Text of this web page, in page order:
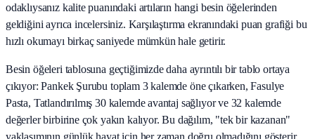
odaklıysanız kalite puanındaki artıların hangi besin öğelerinden
geldiğini ayrıca incelersiniz. Karşılaştırma ekranındaki puan grafiği bu
hızlı okumayı birkaç saniyede mümkün hale getirir.
Besin öğeleri tablosuna geçtiğimizde daha ayrıntılı bir tablo ortaya
çıkıyor: Pankek Şurubu toplam 3 kalemde öne çıkarken, Fasulye
Pasta, Tatlandırılmış 30 kalemde avantaj sağlıyor ve 32 kalemde
değerler birbirine çok yakın kalıyor. Bu dağılım, "tek bir kazanan"
yaklaşımının günlük hayat için her zaman doğru olmadığını gösterir.